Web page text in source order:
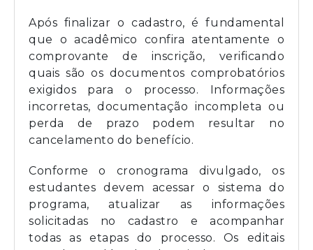
Após finalizar o cadastro, é fundamental
que o acadêmico confira atentamente o
comprovante de inscrição, verificando
quais são os documentos comprobatórios
exigidos para o processo. Informações
incorretas, documentação incompleta ou
perda de prazo podem resultar no
cancelamento do benefício.
Conforme o cronograma divulgado, os
estudantes devem acessar o sistema do
programa, atualizar as informações
solicitadas no cadastro e acompanhar
todas as etapas do processo. Os editais